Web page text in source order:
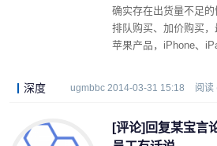
确实存在出货量不足的
排队购买、加价购买
苹果产品，iPhone、
苹果似乎也没有反驳
不管是否苹果有意无
深度 ugmbbc 2014-03-31 15:18 阅读
[评论]回复某宝言